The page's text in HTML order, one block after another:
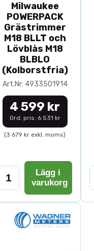
Milwaukee
POWERPACK
Grästrimmer
M18 BLLT och
Lövblås M18
BLBLO
(Kolborstfria)
Art.Nr: 4933501914
4 599 kr
Ord. pris: 6 531 kr
(3 679 kr exkl. moms)
Lägg i
varukorg